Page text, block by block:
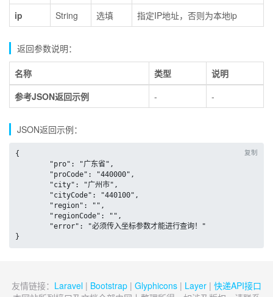
ip
String 选填 指定IP地址，否则为本地ip
返回参数说明：
名称 类型
说明
参考JSON返回示例
- -
JSON返回示例：
复制
{
}
友情链接： Laravel | Bootstrap | Glyphicons | Layer | 快递API接口